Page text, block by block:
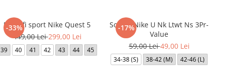
-33%
Pantofi sport Nike Quest 5
449,00 Lei299,00 Lei
39 40 41 42 43 44 45
-17%
Sosete Nike U Nk Ltwt Ns 3Pr-
Value
59,00 Lei49,00 Lei
34-38 (S) 38-42 (M) 42-46 (L)